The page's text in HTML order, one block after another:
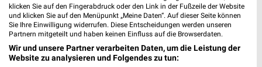
kostenlosen weekli App für iOS & Android.
✔Standortgenaue Angebote
✔Folge deinem Lieblingshändler
✔Push-Benachrichtigungen bei neuen Prospekten
klicken Sie auf den Fingerabdruck oder den Link in der Fußzeile der Website
und klicken Sie auf den Menüpunkt „Meine Daten“. Auf dieser Seite können
Sie Ihre Einwilligung widerrufen. Diese Entscheidungen werden unseren
Partnern mitgeteilt und haben keinen Einfluss auf die Browserdaten.
Wir und unsere Partner verarbeiten Daten, um die Leistung der
Website zu analysieren und Folgendes zu tun: